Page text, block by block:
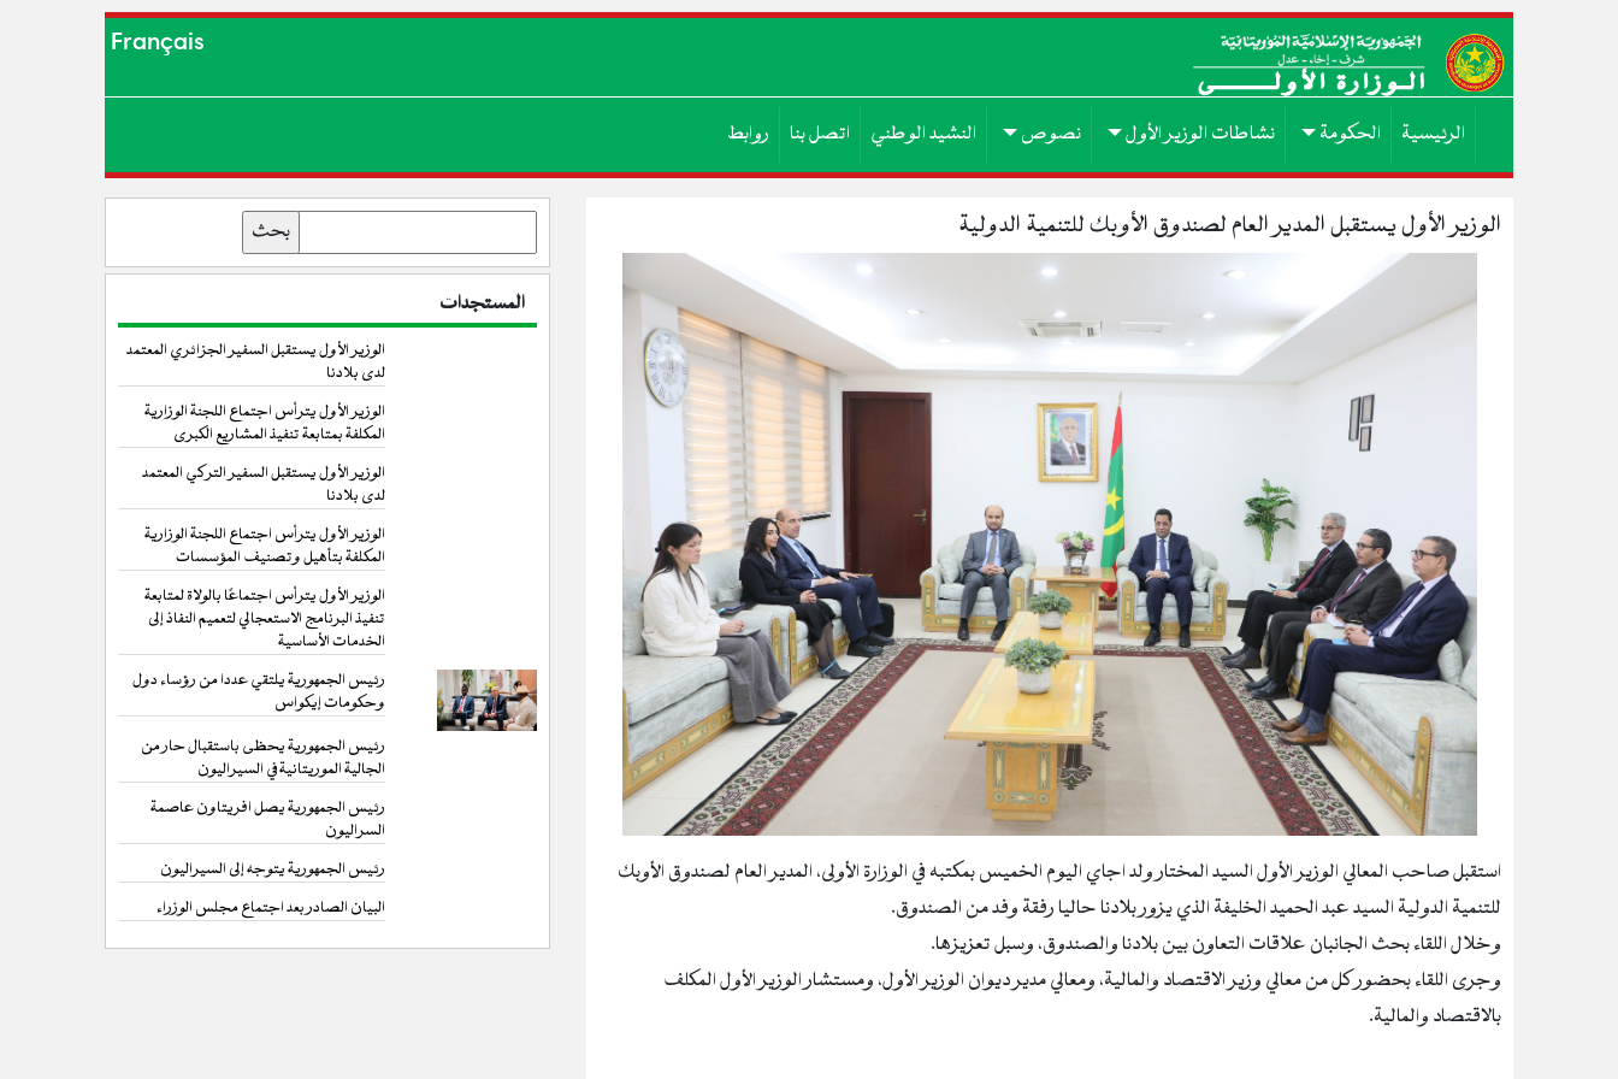
Français
الرئيسية الحكومة نشاطات الوزير الأول نصوص النشيد الوطني اتصل بنا روابط
الوزير الأول يستقبل المدير العام لصندوق الأوبك للتنمية الدولية
استقبل صاحب المعالي الوزير الأول السيد المختار ولد اجاي اليوم الخميس بمكتبه في الوزارة الأولى، المدير العام لصندوق الأوبك
للتنمية الدولية السيد عبد الحميد الخليفة الذي يزور بلادنا حاليا رفقة وفد من الصندوق.
وخلال اللقاء بحث الجانبان علاقات التعاون بين بلادنا والصندوق، وسبل تعزيزها.
وجرى اللقاء بحضور كل من معالي وزير الاقتصاد والمالية، ومعالي مدير ديوان الوزير الأول، ومستشار الوزير الأول المكلف
بالاقتصاد والمالية.
المستجدات
الوزير الأول يستقبل السفير الجزائري المعتمد
لدى بلادنا
الوزير الأول يترأس اجتماع اللجنة الوزارية
المكلفة بمتابعة تنفيذ المشاريع الكبرى
الوزير الأول يستقبل السفير التركي المعتمد
لدى بلادنا
الوزير الأول يترأس اجتماع اللجنة الوزارية
المكلفة بتأهيل وتصنيف المؤسسات
الوزير الأول يترأس اجتماعًا بالولاة لمتابعة
تنفيذ البرنامج الاستعجالي لتعميم النفاذ إلى
الخدمات الأساسية
رئيس الجمهورية يلتقي عددا من رؤساء دول
وحكومات إيكواس
رئيس الجمهورية يحظى باستقبال حار من
الجالية الموريتانية في السيراليون
رئيس الجمهورية يصل افريتاون عاصمة
السراليون
رئيس الجمهورية يتوجه إلى السيراليون
البيان الصادر بعد اجتماع مجلس الوزراء